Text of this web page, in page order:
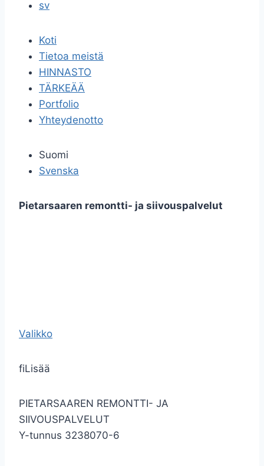
sv
Koti
Tietoa meistä
HINNASTO
TÄRKEÄÄ
Portfolio
Yhteydenotto
Suomi
Svenska
Pietarsaaren remontti- ja siivouspalvelut
Valikko
fiLisää
PIETARSAAREN REMONTTI- JA
SIIVOUSPALVELUT
Y-tunnus 3238070-6